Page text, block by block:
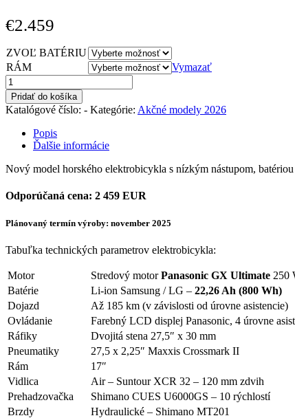
€2.459
ZVOĽ BATÉRIU
RÁM
Vymazať
množstvo
Taura
PS
17"
Pridať do košíka
Katalógové číslo: - Kategórie: Akčné modely 2026
Popis
Ďalšie informácie
Nový model horského elektrobicykla s nízkým nástupom,
Odporúčaná cena: 2 459 EUR
Plánovaný termín výroby: november 2025
Tabuľka technických parametrov elektrobicykla:
Motor Stredový motorPanasonic GX Ultimate 250
Batérie
Li-ion Samsung / LG – 22,26 Ah (800 Wh)
Dojazd
Až 185 km (v závislosti od úrovne asistencie)
Ovládanie
Farebný LCD displej Panasonic, 4 úrovne
Ráfiky
Dvojitá stena 27,5″ x 30 mm
Pneumatiky
27,5 x 2,25″ Maxxis Crossmark II
Rám
17″
Vidlica
Air – Suntour XCR 32 – 120 mm zdvih
Prehadzovačka
Shimano CUES U6000GS – 10 rýchlostí
Brzdy
Hydraulické – Shimano MT201